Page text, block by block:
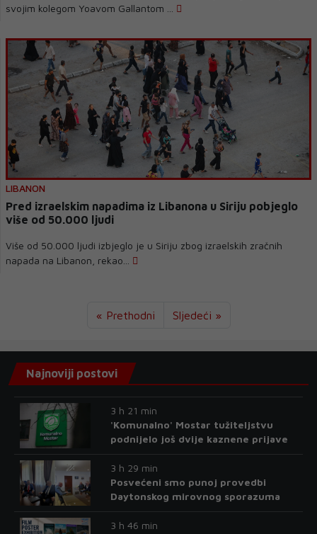
svojim kolegom Yoavom Gallantom ...
LIBANON
Pred izraelskim napadima iz Libanona u Siriju pobjeglo
više od 50.000 ljudi
Više od 50.000 ljudi izbjeglo je u Siriju zbog izraelskih zračnih
napada na Libanon, rekao...
« Prethodni Sljedeći »
Najnoviji postovi
3 h 21 min
'Komunalno' Mostar tužiteljstvu
podnijelo još dvije kaznene prijave
3 h 29 min
Posvećeni smo punoj provedbi
Daytonskog mirovnog sporazuma
3 h 46 min